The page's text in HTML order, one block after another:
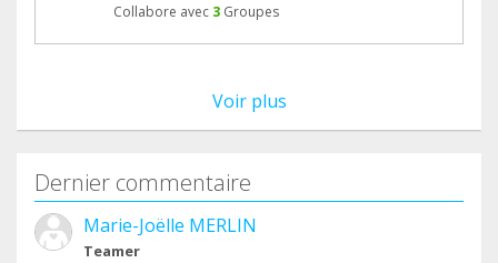
Collabore avec 3 Groupes
Voir plus
Dernier commentaire
Marie-Joëlle MERLIN
Teamer